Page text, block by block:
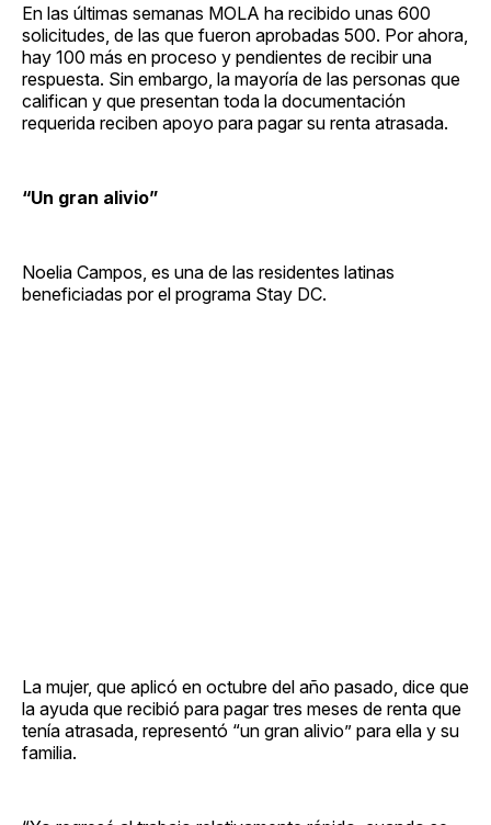
En las últimas semanas MOLA ha recibido unas 600
solicitudes, de las que fueron aprobadas 500. Por ahora,
hay 100 más en proceso y pendientes de recibir una
respuesta. Sin embargo, la mayoría de las personas que
califican y que presentan toda la documentación
requerida reciben apoyo para pagar su renta atrasada.
“Un gran alivio”
Noelia Campos, es una de las residentes latinas
beneficiadas por el programa Stay DC.
La mujer, que aplicó en octubre del año pasado, dice que
la ayuda que recibió para pagar tres meses de renta que
tenía atrasada, representó “un gran alivio” para ella y su
familia.